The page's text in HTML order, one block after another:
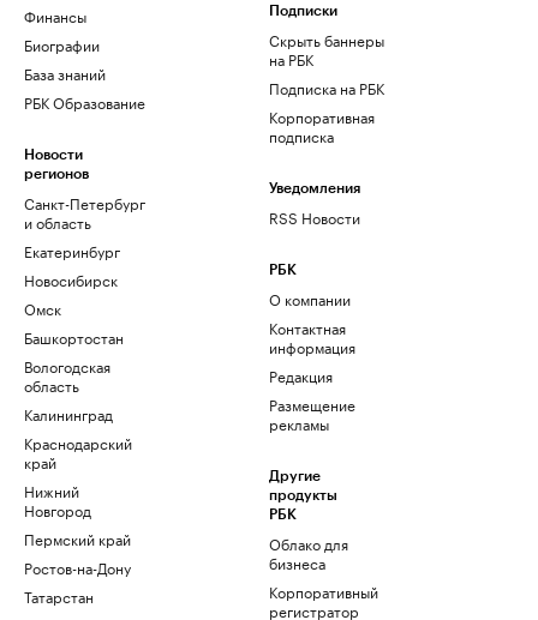
Финансы
Биографии
База знаний
РБК Образование
Новости
регионов
Санкт-Петербург
и область
Екатеринбург
Новосибирск
Омск
Башкортостан
Вологодская
область
Калининград
Краснодарский
край
Нижний
Новгород
Пермский край
Ростов-на-Дону
Татарстан
Подписки
Скрыть баннеры
на РБК
Подписка на РБК
Корпоративная
подписка
Уведомления
RSS Новости
РБК
О компании
Контактная
информация
Редакция
Размещение
рекламы
Другие
продукты
РБК
Облако для
бизнеса
Корпоративный
регистратор